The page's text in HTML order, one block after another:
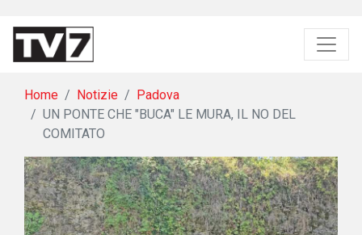
Home Notizie
Padova
UN PONTE CHE "BUCA" LE MURA, IL NO DEL
COMITATO